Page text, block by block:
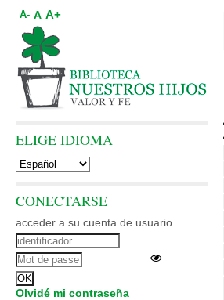
A- A A+
ELIGE IDIOMA
CONECTARSE
acceder a su cuenta de usuario
Olvidé mi contraseña